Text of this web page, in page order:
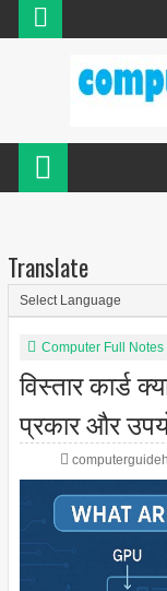
Translate
Computer Full Notes
विस्तार कार्ड
प्रकार और